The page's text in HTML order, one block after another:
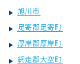
旭川市
足寄郡足寄町
厚岸郡厚岸町
網走郡大空町